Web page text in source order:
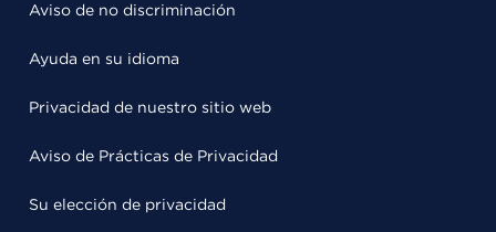
Aviso de no discriminación
Ayuda en su idioma
Privacidad de nuestro sitio web
Aviso de Prácticas de Privacidad
Su elección de privacidad